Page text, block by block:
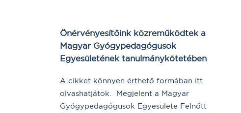
Önérvényesítőink közreműködtek a
Magyar Gyógypedagógusok
Egyesületének tanulmánykötetében
A cikket könnyen érthető formában itt
olvashatjátok. Megjelent a Magyar
Gyógypedagógusok Egyesülete Felnőtt